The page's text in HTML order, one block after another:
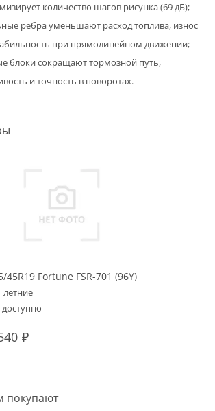
количество шагов рисунка (69 дБ);
ребра уменьшают расход топлива, износ
при прямолинейном движении;
блоки сокращают тормозной путь,
и точность в поворотах.
45R19 Fortune FSR-701 (96Y)
летние
доступно
покупают